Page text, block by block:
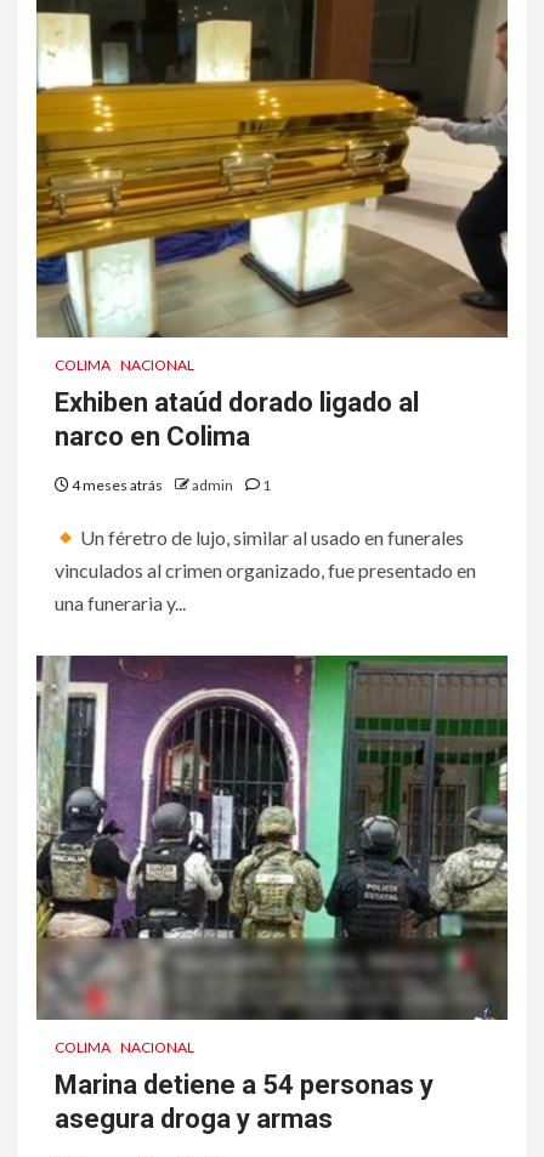
COLIMA NACIONAL
Exhiben ataúd dorado ligado al
narco en Colima
4 meses atrás admin 1
Un féretro de lujo, similar al usado en funerales
vinculados al crimen organizado, fue presentado en
una funeraria y...
COLIMA NACIONAL
Marina detiene a 54 personas y
asegura droga y armas